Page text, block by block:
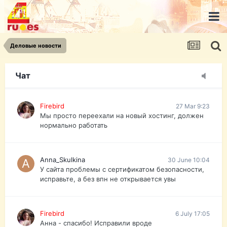
Деловые новости
Чат
urist.dokument@gmail.com
https://pasport-ua.com/
Телеграмм @uristpassua
Firebird
Друзья - из России без VPN сайт и форум
Firebird 27 Mar 9:23
Мы просто переехали на новый хостинг, должен
нормально работать
Anna_Skulkina 30 June 10:04
У сайта проблемы с сертификатом безопасности,
исправьте, а без впн не открывается увы
Firebird 6 July 17:05
Анна - спасибо! Исправили вроде